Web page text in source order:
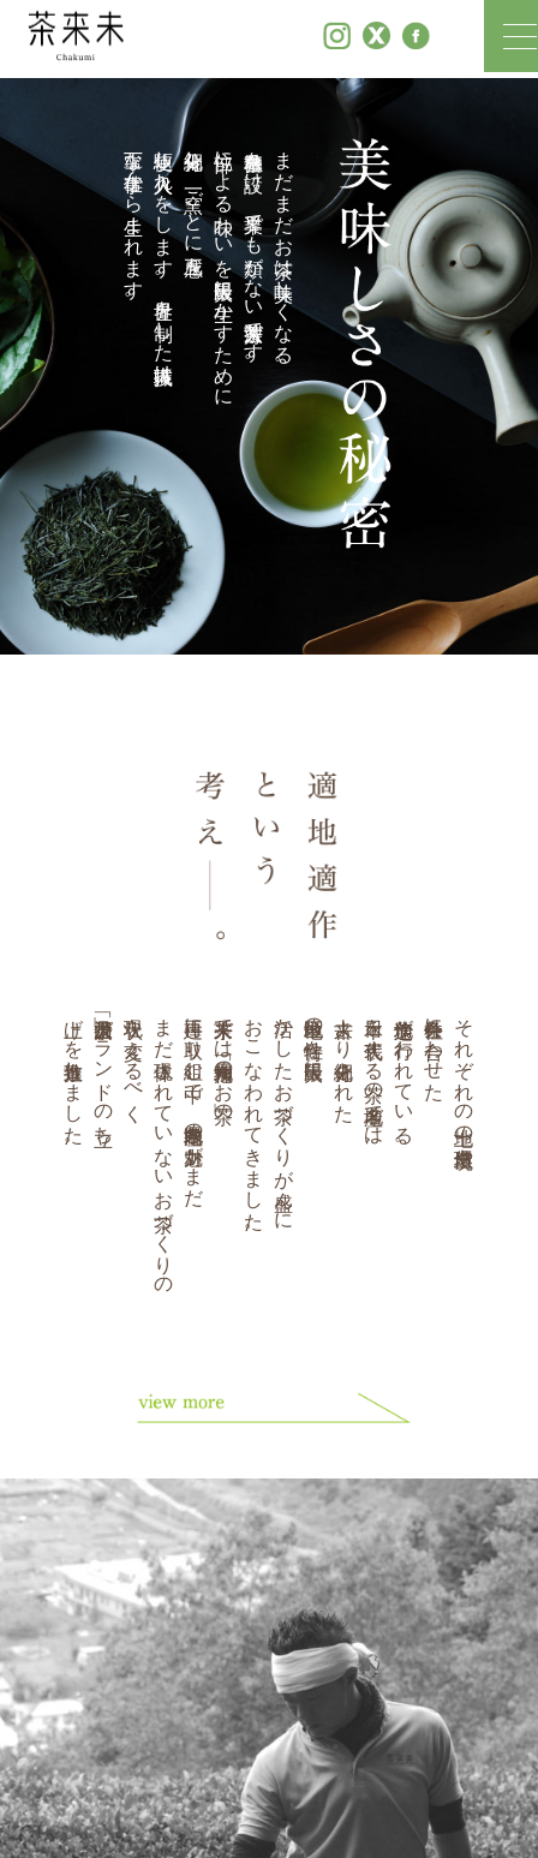
まだまだお茶は美味しくなる。
独自基準を設け、業界でも類がない製茶方法です。
部位による味わいを最大限に生かすために
細分化し、一窯ごとに五感を
駆使し火入れをします。世界を制した職人技は、
丁寧な仕事から生まれます。
それぞれの土地の自然環境や
社会条件に合わせた
適地適作が行われている。
日本を代表する茶の名産地では、
古来より細分化された
地区単位の特性を最大限に
活かしたお茶づくりが盛んに
おこなわれてきました。
茶来未では地元「神奈川のお茶」の
再建に取り組む中で、県内各産地の魅力がまだ
まだ体現されていないお茶づくりの
現状を変えるべく
「丹沢大山茶」ブランドの立ち
上げを推進致しました。